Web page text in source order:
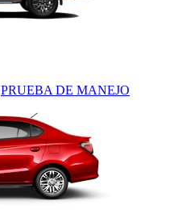
PRUEBA DE MANEJO